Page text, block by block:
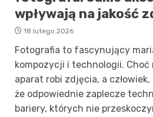
wpływają na jakość
18 lutego 2026
Fotografia to fascynujący
kompozycji i technologii. Choć
aparat robi zdjęcia, a
że odpowiednie zaplecze
bariery, których nie